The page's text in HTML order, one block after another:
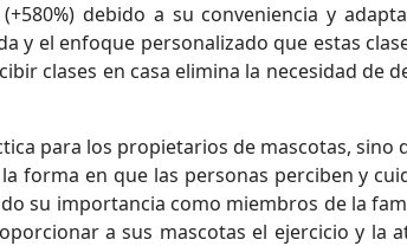
debido a su conveniencia y
y el enfoque personalizado que estas
clases en casa elimina la necesidad de
para los propietarios de mascotas, sino
forma en que las personas perciben y
su importancia como miembros de la
a sus mascotas el ejercicio y la